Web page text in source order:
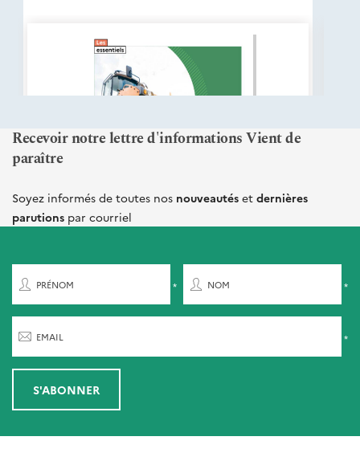
Recevoir notre lettre d'informations Vient de
paraître
Soyez informés de toutes nos nouveautés et dernières
parutions par courriel
PRÉNOM NOM
EMAIL
S'ABONNER